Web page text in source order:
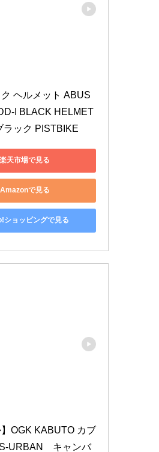
ヘルメット ABUS
I BLACK HELMET
ラック PISTBIKE
楽天市場で見る
Amazonで見る
ショッピングで見る
】OGK KABUTO カブ
URBAN　キャンバ